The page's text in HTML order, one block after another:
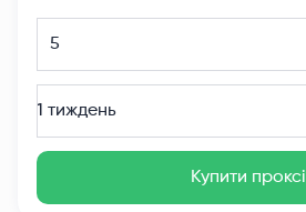
1 тиждень
Купити проксі